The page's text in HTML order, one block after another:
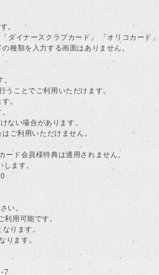
。
ダイナースクラブカード」 「オリコカード」
種類を入力する画面はありません。
ことでご利用いただけます。
。
ない場合があります。
ご利用いただけません。
ド会員様特典は適用されません。
ます。
い。
用可能です。
ります。
ます。
7